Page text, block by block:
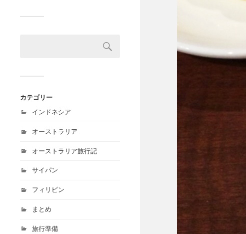
カテゴリー
インドネシア
オーストラリア
オーストラリア旅行記
サイパン
フィリピン
まとめ
旅行準備